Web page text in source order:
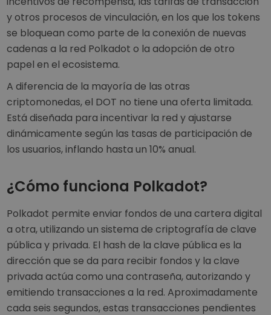
y otros procesos de vinculación, en los que los tokens
se bloquean como parte de la conexión de nuevas
cadenas a la red Polkadot o la adopción de otro
papel en el ecosistema.
A diferencia de la mayoría de las otras
criptomonedas, el DOT no tiene una oferta limitada.
Está diseñada para incentivar la red y ajustarse
dinámicamente según las tasas de participación de
los usuarios, inflando hasta un 10% anual.
¿Cómo funciona Polkadot?
Polkadot permite enviar fondos de una cartera digital
a otra, utilizando un sistema de criptografía de clave
pública y privada. El hash de la clave pública es la
dirección que se da para recibir fondos y la clave
privada actúa como una contraseña, autorizando y
emitiendo transacciones a la red. Aproximadamente
cada seis segundos, estas transacciones pendientes